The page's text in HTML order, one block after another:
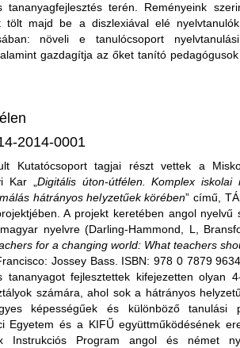
tananyagfejlesztés terén. Reményeink
tölt majd be a diszlexiával elé
növeli e tanulócsoport
gazdagítja az őket tanító
2014-0001
Kutatócsoport tagjai részt vettek a
Kar „ Digitális úton-útfélen. Komplex iskolai
hátrányos helyzetűek körében” című,
A projekt keretében angol nyelvű
nyelvre (Darling-Hammond, L,
for a changing world: What teachers
Jossey Bass. ISBN: 978 0 7879
tananyagot fejlesztettek kifejezetten olyan
számára, ahol sok a hátrányos
képességűek és különböző tanulási
Egyetem és a KIFŰ együttműködésének
Instrukciós Program angol és német